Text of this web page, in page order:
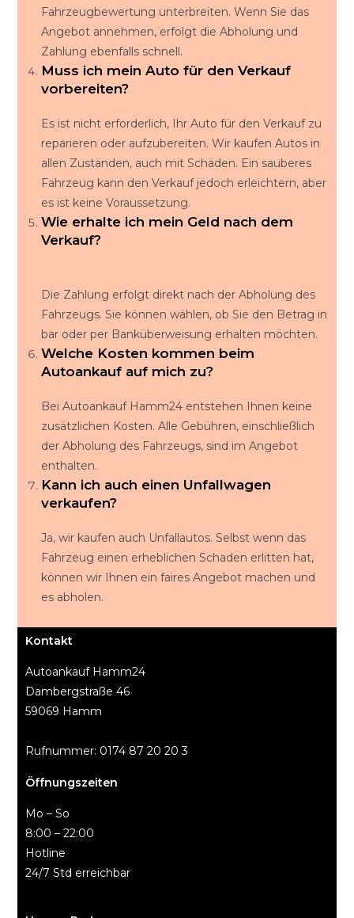
Fahrzeugbewertung unterbreiten. Wenn Sie das
Angebot annehmen, erfolgt die Abholung und
Zahlung ebenfalls schnell.
Muss ich mein Auto für den Verkauf
vorbereiten?
Es ist nicht erforderlich, Ihr Auto für den Verkauf zu
reparieren oder aufzubereiten. Wir kaufen Autos in
allen Zuständen, auch mit Schäden. Ein sauberes
Fahrzeug kann den Verkauf jedoch erleichtern, aber
es ist keine Voraussetzung.
Wie erhalte ich mein Geld nach dem
Verkauf?
Die Zahlung erfolgt direkt nach der Abholung des
Fahrzeugs. Sie können wählen, ob Sie den Betrag in
bar oder per Banküberweisung erhalten möchten.
Welche Kosten kommen beim
Autoankauf auf mich zu?
Bei Autoankauf Hamm24 entstehen Ihnen keine
zusätzlichen Kosten. Alle Gebühren, einschließlich
der Abholung des Fahrzeugs, sind im Angebot
enthalten.
Kann ich auch einen Unfallwagen
verkaufen?
Ja, wir kaufen auch Unfallautos. Selbst wenn das
Fahrzeug einen erheblichen Schaden erlitten hat,
können wir Ihnen ein faires Angebot machen und
es abholen.
Kontakt
Autoankauf Hamm24
Dambergstraße 46
59069 Hamm
Rufnummer: 0174 87 20 20 3
Öffnungszeiten
Mo – So
8:00 – 22:00
Hotline
24/7 Std erreichbar